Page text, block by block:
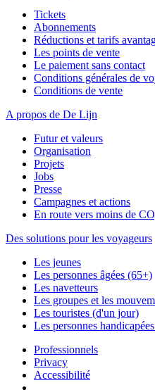
Tickets
Abonnements
Réductions et tarifs
Les points de vente
Le paiement sans contact
Conditions générales de
Conditions de vente
A propos de De Lijn
Futur et valeurs
Organisation
Projets
Jobs
Presse
Campagnes et actions
En route vers moins de
Des solutions pour les voyageurs
Les jeunes
Les personnes âgées (65+)
Les navetteurs
Les groupes et les
Les touristes (d'un jour)
Les personnes
Professionnels
Privacy
Accessibilité